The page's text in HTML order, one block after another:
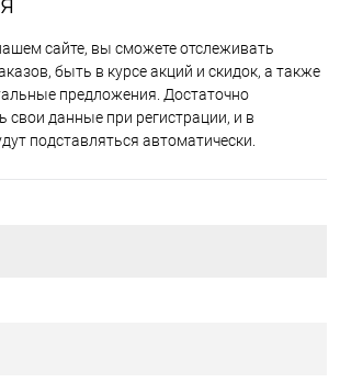
сайте, вы сможете отслеживать
быть в курсе акций и скидок, а также
предложения. Достаточно
свои данные при регистрации, и в
подставляться автоматически.